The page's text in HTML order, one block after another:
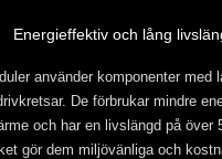
Energieffektiv och lång
använder komponenter med
De förbrukar mindre
och har en livslängd på över
gör dem miljövänliga och